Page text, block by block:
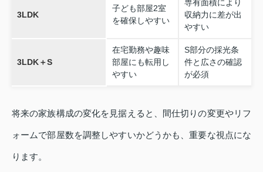
3LDK
子ども部屋2室
を確保しやすい
専有面積により
収納力に差が出
やすい
3LDK＋S
在宅勤務や趣味
部屋にも転用し
やすい
S部分の採光条
件と広さの確認
が必須
将来の家族構成の変化を見据えると、間仕切りの変更やリフ
ォームで部屋数を調整しやすいかどうかも、重要な視点にな
ります。